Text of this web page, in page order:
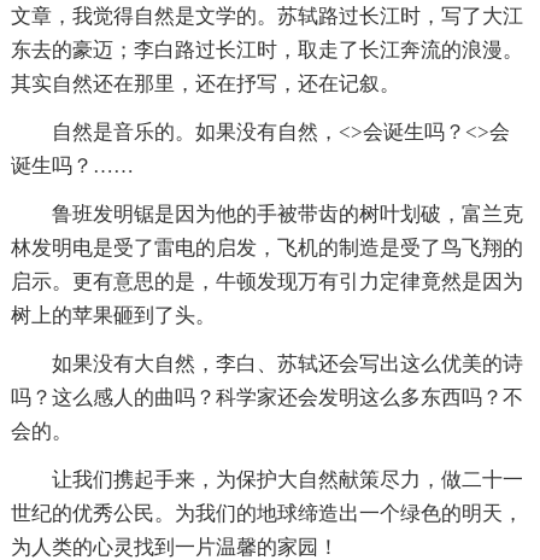
文章，我觉得自然是文学的。苏轼路过长江时，写了大江
东去的豪迈；李白路过长江时，取走了长江奔流的浪漫。
其实自然还在那里，还在抒写，还在记叙。
自然是音乐的。如果没有自然，<>会诞生吗？<>会
诞生吗？……
鲁班发明锯是因为他的手被带齿的树叶划破，富兰克
林发明电是受了雷电的启发，飞机的制造是受了鸟飞翔的
启示。更有意思的是，牛顿发现万有引力定律竟然是因为
树上的苹果砸到了头。
如果没有大自然，李白、苏轼还会写出这么优美的诗
吗？这么感人的曲吗？科学家还会发明这么多东西吗？不
会的。
让我们携起手来，为保护大自然献策尽力，做二十一
世纪的优秀公民。为我们的地球缔造出一个绿色的明天，
为人类的心灵找到一片温馨的家园！